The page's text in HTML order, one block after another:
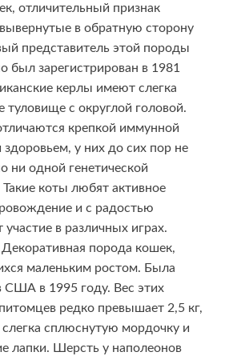
отличительный признак
в обратную сторону
представитель этой породы
был зарегистрирован в 1981
керлы имеют слегка
туловище с округлой головой.
крепкой иммунной
здоровьем, у них до сих пор не
ни одной генетической
Такие коты любят активное
и с радостью
в различных играх.
Декоративная порода кошек,
маленьким ростом. Была
США в 1995 году. Вес этих
редко превышает 2,5 кг,
сплюснутую мордочку и
лапки. Шерсть у наполеонов